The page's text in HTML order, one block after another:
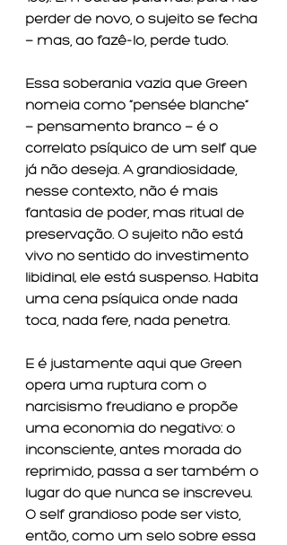
perder de novo, o sujeito se fecha
— mas, ao fazê-lo, perde tudo.
Essa soberania vazia que Green
nomeia como “pensée blanche”
— pensamento branco — é o
correlato psíquico de um self que
já não deseja. A grandiosidade,
nesse contexto, não é mais
fantasia de poder, mas ritual de
preservação. O sujeito não está
vivo no sentido do investimento
libidinal; ele está suspenso. Habita
uma cena psíquica onde nada
toca, nada fere, nada penetra.
E é justamente aqui que Green
opera uma ruptura com o
narcisismo freudiano e propõe
uma economia do negativo: o
inconsciente, antes morada do
reprimido, passa a ser também o
lugar do que nunca se inscreveu.
O self grandioso pode ser visto,
então, como um selo sobre essa